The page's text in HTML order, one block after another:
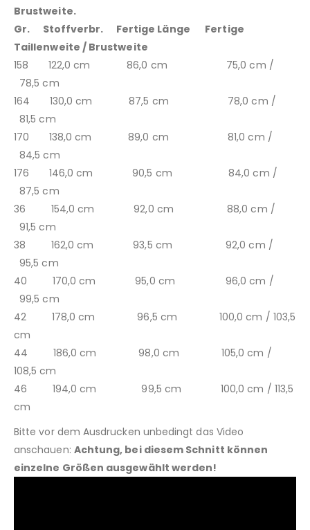
Brustweite.
Gr. Stoffverbr. Fertige Länge Fertige
Taillenweite / Brustweite
158 122,0 cm 86,0 cm 75,0 cm /
78,5 cm
164 130,0 cm 87,5 cm 78,0 cm /
81,5 cm
170 138,0 cm 89,0 cm 81,0 cm /
84,5 cm
176 146,0 cm 90,5 cm 84,0 cm /
87,5 cm
36 154,0 cm 92,0 cm 88,0 cm /
91,5 cm
38 162,0 cm 93,5 cm 92,0 cm /
95,5 cm
40 170,0 cm 95,0 cm 96,0 cm /
99,5 cm
42 178,0 cm 96,5 cm 100,0 cm / 103,5
cm
44 186,0 cm 98,0 cm 105,0 cm /
108,5 cm
46 194,0 cm 99,5 cm 100,0 cm / 113,5
cm
Bitte vor dem Ausdrucken unbedingt das Video
anschauen: Achtung, bei diesem Schnitt können
einzelne Größen ausgewählt werden!